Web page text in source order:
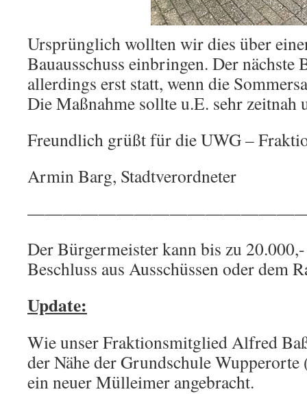
Ursprünglich wollten wir dies über
Bauausschuss einbringen. Der nächste
allerdings erst statt, wenn die
Die Maßnahme sollte u.E. sehr zeitnah
Freundlich grüßt für die UWG –
Armin Barg, Stadtverordneter
Der Bürgermeister kann bis zu
Beschluss aus Ausschüssen oder dem
Update:
Wie unser Fraktionsmitglied Alfred
der Nähe der Grundschule
ein neuer Mülleimer angebracht.